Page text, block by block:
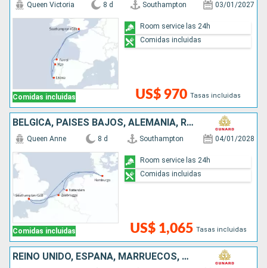
Comidas incluidas
Queen Victoria 8 d Southampton 03/01/2027
US$ 970 Tasas incluidas
Room service las 24h
Comidas incluidas
BÉLGICA, PAISES BAJOS, ALEMANIA, REINO UNIDO
Comidas incluidas
Queen Anne 8 d Southampton 04/01/2028
US$ 1,065 Tasas incluidas
Room service las 24h
Comidas incluidas
REINO UNIDO, ESPAÑA, MARRUECOS, PORTUGAL